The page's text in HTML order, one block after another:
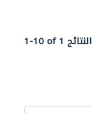
1-10 of 1 النتائج